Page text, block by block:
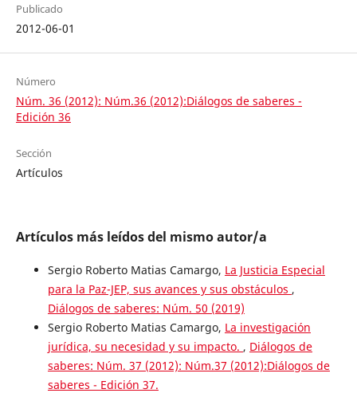
Publicado
2012-06-01
Número
Núm. 36 (2012): Núm.36 (2012):Diálogos de saberes -
Edición 36
Sección
Artículos
Artículos más leídos del mismo autor/a
Sergio Roberto Matias Camargo, La Justicia Especial
para la Paz-JEP, sus avances y sus obstáculos ,
Diálogos de saberes: Núm. 50 (2019)
Sergio Roberto Matias Camargo, La investigación
jurídica, su necesidad y su impacto. , Diálogos de
saberes: Núm. 37 (2012): Núm.37 (2012):Diálogos de
saberes - Edición 37.